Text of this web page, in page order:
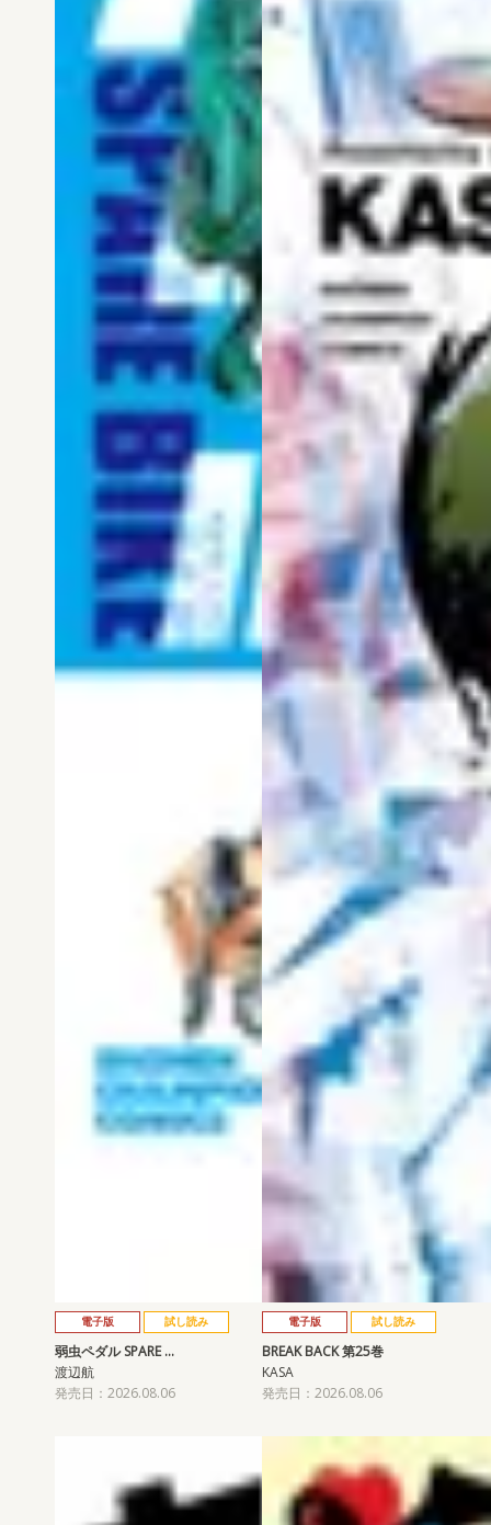
電子版 試し読み
弱虫ペダル SPARE …
渡辺航
発売日：2026.08.06
電子版 試し読み
BREAK BACK 第25巻
KASA
発売日：2026.08.06